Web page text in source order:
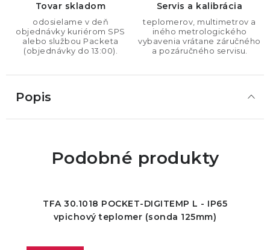
Tovar skladom
odosielame v deň
objednávky kuriérom SPS
alebo službou Packeta
(objednávky do 13:00).
Servis a kalibrácia
teplomerov, multimetrov a
iného metrologického
vybavenia vrátane záručného
a pozáručného servisu.
Popis
Podobné produkty
TFA 30.1018 POCKET-DIGITEMP L - IP65
vpichový teplomer (sonda 125mm)